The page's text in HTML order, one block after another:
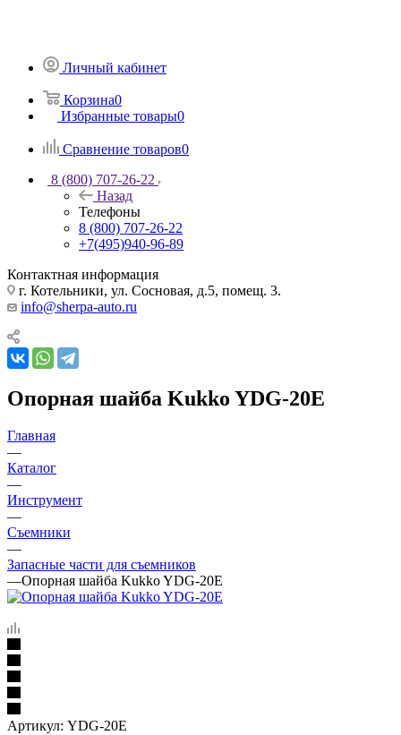
Личный кабинет
Корзина0
Избранные товары0
Сравнение товаров0
8 (800) 707-26-22
Назад
Телефоны
8 (800) 707-26-22
+7(495)940-96-89
Контактная информация
г. Котельники, ул. Сосновая, д.5, помещ. 3.
info@sherpa-auto.ru
Опорная шайба Kukko YDG-20E
Главная
—
Каталог
—
Инструмент
—
Съемники
—
Запасные части для съемников
—Опорная шайба Kukko YDG-20E
Артикул: YDG-20E